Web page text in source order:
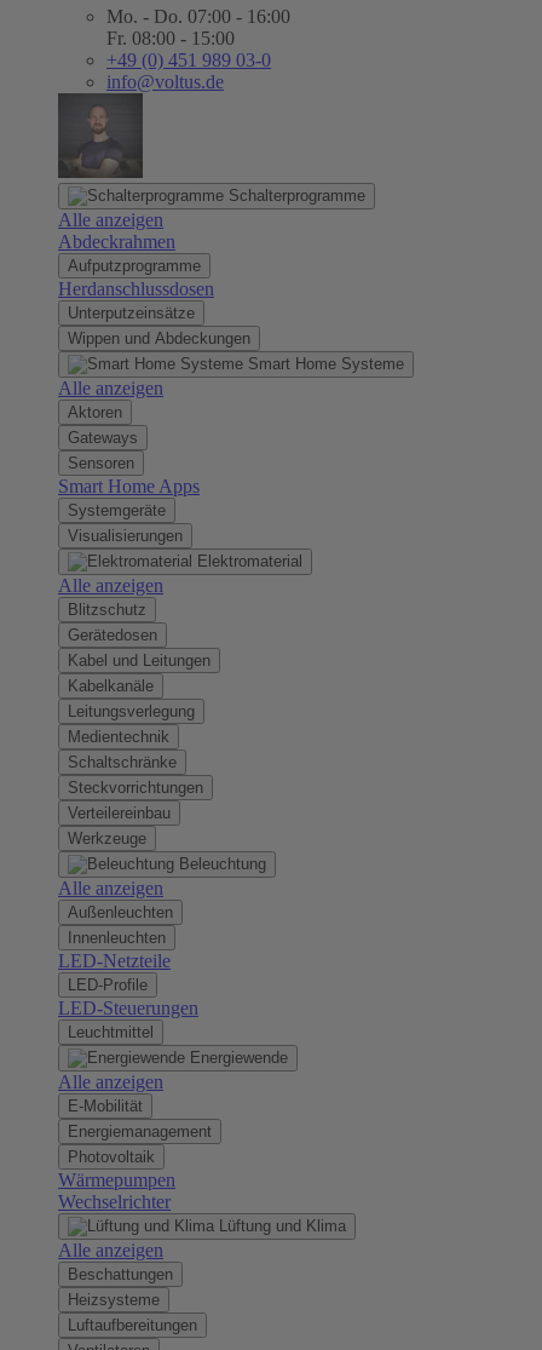
Mo. - Do. 07:00 - 16:00
Fr. 08:00 - 15:00
+49 (0) 451 989 03-0
info@voltus.de
Schalterprogramme
Alle anzeigen
Abdeckrahmen
Aufputzprogramme
Herdanschlussdosen
Unterputzeinsätze
Wippen und Abdeckungen
Smart Home Systeme
Alle anzeigen
Aktoren
Gateways
Sensoren
Smart Home Apps
Systemgeräte
Visualisierungen
Elektromaterial
Alle anzeigen
Blitzschutz
Gerätedosen
Kabel und Leitungen
Kabelkanäle
Leitungsverlegung
Medientechnik
Schaltschränke
Steckvorrichtungen
Verteilereinbau
Werkzeuge
Beleuchtung
Alle anzeigen
Außenleuchten
Innenleuchten
LED-Netzteile
LED-Profile
LED-Steuerungen
Leuchtmittel
Energiewende
Alle anzeigen
E-Mobilität
Energiemanagement
Photovoltaik
Wärmepumpen
Wechselrichter
Lüftung und Klima
Alle anzeigen
Beschattungen
Heizsysteme
Luftaufbereitungen